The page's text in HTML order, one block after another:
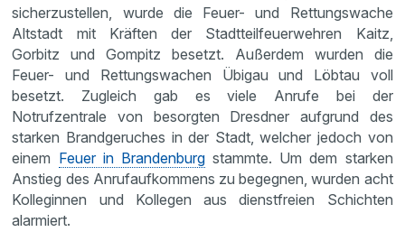
sicherzustellen, wurde die Feuer- und Rettungswache
Altstadt mit Kräften der Stadtteilfeuerwehren Kaitz,
Gorbitz und Gompitz besetzt. Außerdem wurden die
Feuer- und Rettungswachen Übigau und Löbtau voll
besetzt. Zugleich gab es viele Anrufe bei der
Notrufzentrale von besorgten Dresdner aufgrund des
starken Brandgeruches in der Stadt, welcher jedoch von
einem Feuer in Brandenburgstammte. Um dem starken
Anstieg des Anrufaufkommens zu begegnen, wurden acht
Kolleginnen und Kollegen aus dienstfreien Schichten
alarmiert.